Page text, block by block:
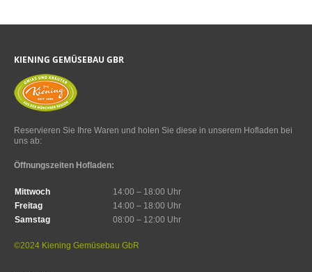
KIENING GEMÜSEBAU GBR
Reservieren Sie Ihre Waren und holen Sie diese in unserem Hofladen bei
uns ab:
Öffnungszeiten Hofladen:
Mittwoch
14:00 – 18:00 Uhr
Freitag
14:00 – 18:00 Uhr
Samstag
08:00 – 12:00 Uhr
©2024 Kiening Gemüsebau GbR